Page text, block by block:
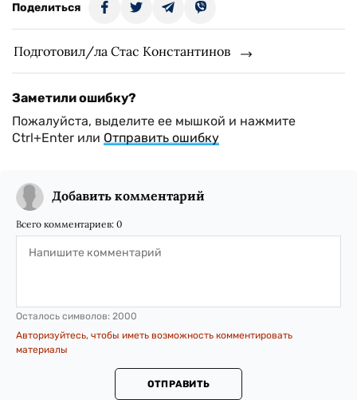
Поделиться
Подготовил/ла Стас Константинов
Заметили ошибку?
Пожалуйста, выделите ее мышкой и нажмите
Ctrl+Enter или Отправить ошибку
Добавить комментарий
Всего комментариев: 0
Осталось символов: 2000
Авторизуйтесь, чтобы иметь возможность комментировать
материалы
ОТПРАВИТЬ